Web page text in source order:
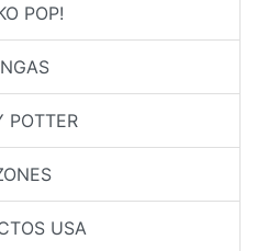
POP!
POTTER
USA